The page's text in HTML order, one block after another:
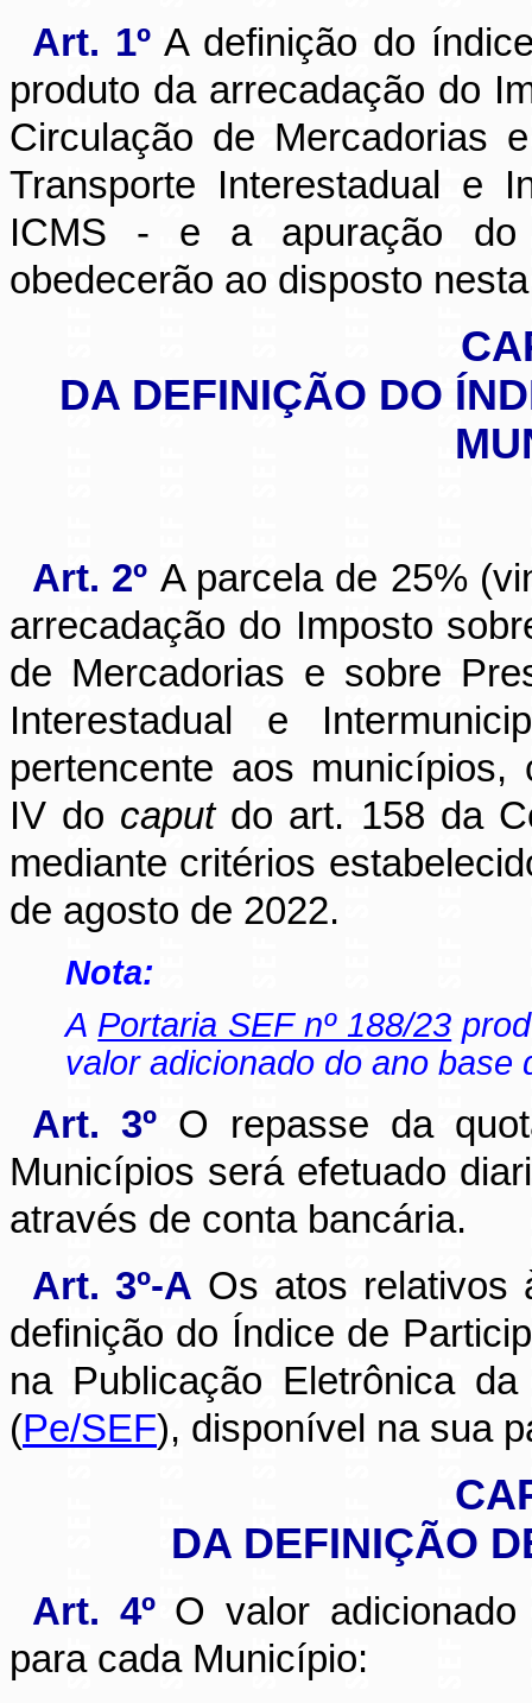
Art. 1ºA definição do
produto da arrecadação do
Circulação de Mercadorias
Transporte Interestadual e
ICMS - e a apuração do
obedecerão ao disposto
DA DEFINIÇÃO DO
Art. 2º A parcela de 25%
arrecadação do Imposto
de Mercadorias e sobre
Interestadual e
pertencente aos
IV do caputdo art. 158 da
mediante critérios
de agosto de 2022.
Nota:
A Portaria SEF nº 188/23
valor adicionado do ano base
Art. 3º O repasse da
Municípios será efetuado
através de conta bancária.
Art. 3º-A Os atos relativos
definição do Índice de
na Publicação Eletrônica
(Pe/SEF), disponível na sua
DA DEFINIÇÃO
Art. 4ºO valor adicionado
para cada Município: